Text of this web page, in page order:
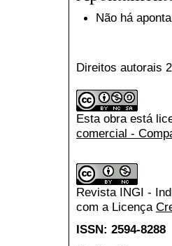
Não há
Direitos autorais
Esta obra está
comercial -
Revista INGI -
com a Licença
ISSN: 2594-8288